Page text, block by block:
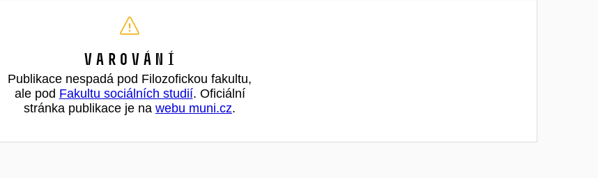
Varování
Publikace nespadá pod Filozofickou fakultu,
ale pod Fakultu sociálních studií. Oficiální
stránka publikace je na webu muni.cz.